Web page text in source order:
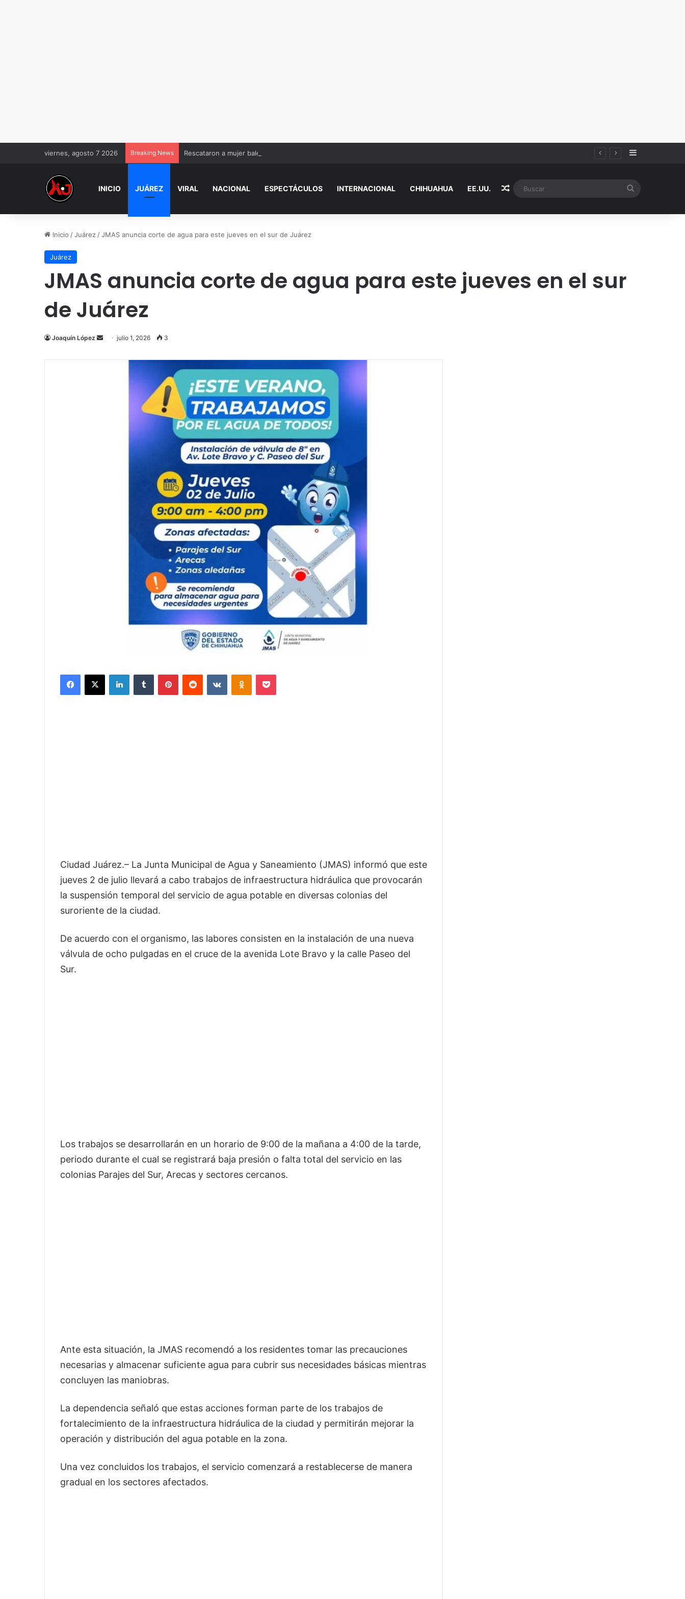
viernes, agosto 7 2026 Breaking News Rescataron a mujer baleada y niños Sidebar
INICIO JUÁREZ VIRAL NACIONAL ESPECTÁCULOS INTERNACIONAL CHIHUAHUA EE.UU. Random Article
Inicio /Juárez /JMAS anuncia corte de agua para este jueves en el sur de Juárez
Juárez
JMAS anuncia corte de agua para este jueves en el sur
de Juárez
Joaquín López
Send
email
julio 1, 2026 3
Facebook
X LinkedInTumblr PinterestReddit VKontakteOdnoklassniki
Pocket
Ciudad Juárez.– La Junta Municipal de Agua y Saneamiento (JMAS) informó que este
jueves 2 de julio llevará a cabo trabajos de infraestructura hidráulica que provocarán
la suspensión temporal del servicio de agua potable en diversas colonias del
suroriente de la ciudad.
De acuerdo con el organismo, las labores consisten en la instalación de una nueva
válvula de ocho pulgadas en el cruce de la avenida Lote Bravo y la calle Paseo del
Sur.
Los trabajos se desarrollarán en un horario de 9:00 de la mañana a 4:00 de la tarde,
periodo durante el cual se registrará baja presión o falta total del servicio en las
colonias Parajes del Sur, Arecas y sectores cercanos.
Ante esta situación, la JMAS recomendó a los residentes tomar las precauciones
necesarias y almacenar suficiente agua para cubrir sus necesidades básicas mientras
concluyen las maniobras.
La dependencia señaló que estas acciones forman parte de los trabajos de
fortalecimiento de la infraestructura hidráulica de la ciudad y permitirán mejorar la
operación y distribución del agua potable en la zona.
Una vez concluidos los trabajos, el servicio comenzará a restablecerse de manera
gradual en los sectores afectados.